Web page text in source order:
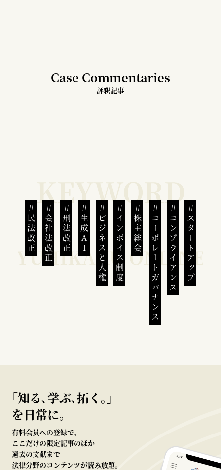
Case Commentaries
評釈記事
民法改正 会社法改正 刑法改正 生成AI ビジネスと人権インボイス制度 株主総会 コーポレートガバナンスコンプライアンススタートアップ
｢知る､学ぶ､拓く｡｣
を日常に。
有料会員への登録で、
ここだけの限定記事のほか
過去の文献まで
法律分野のコンテンツが読み放題。